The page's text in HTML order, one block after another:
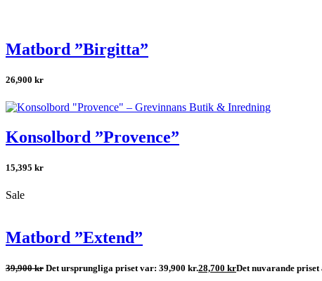
Matbord ”Birgitta”
26,900 kr
Konsolbord ”Provence”
15,395 kr
Sale
Matbord ”Extend”
39,900kr Det ursprungliga priset var: 39,900 kr.28,700 krDet nuvarande